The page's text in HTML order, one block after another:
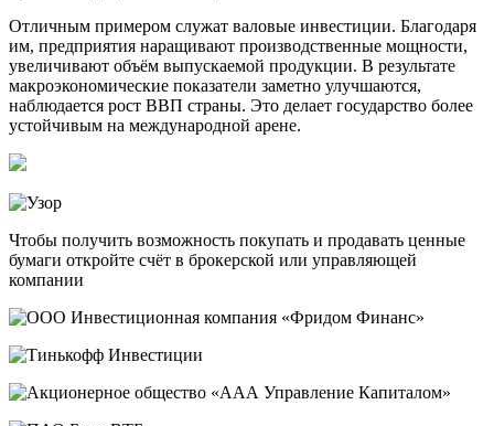
Отличным примером служат валовые инвестиции. Благодаря
им, предприятия наращивают производственные мощности,
увеличивают объём выпускаемой продукции. В результате
макроэкономические показатели заметно улучшаются,
наблюдается рост ВВП страны. Это делает государство более
устойчивым на международной арене.
Чтобы получить возможность покупать и продавать ценные
бумаги откройте счёт в брокерской или управляющей
компании